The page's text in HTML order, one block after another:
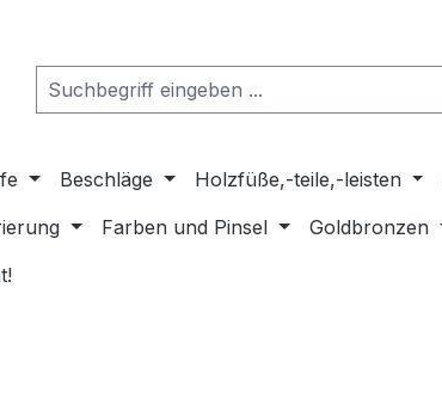
Beschläge Holzfüße,-teile,-leisten
Farben und Pinsel Goldbronzen